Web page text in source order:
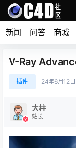
新闻 问答 商城
V-Ray
插件 24年6月12日
大柱
站长